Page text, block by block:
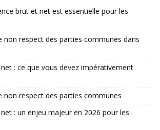
brut et net est essentielle pour les
non respect des parties communes dans
: ce que vous devez impérativement
non respect des parties communes
: un enjeu majeur en 2026 pour les